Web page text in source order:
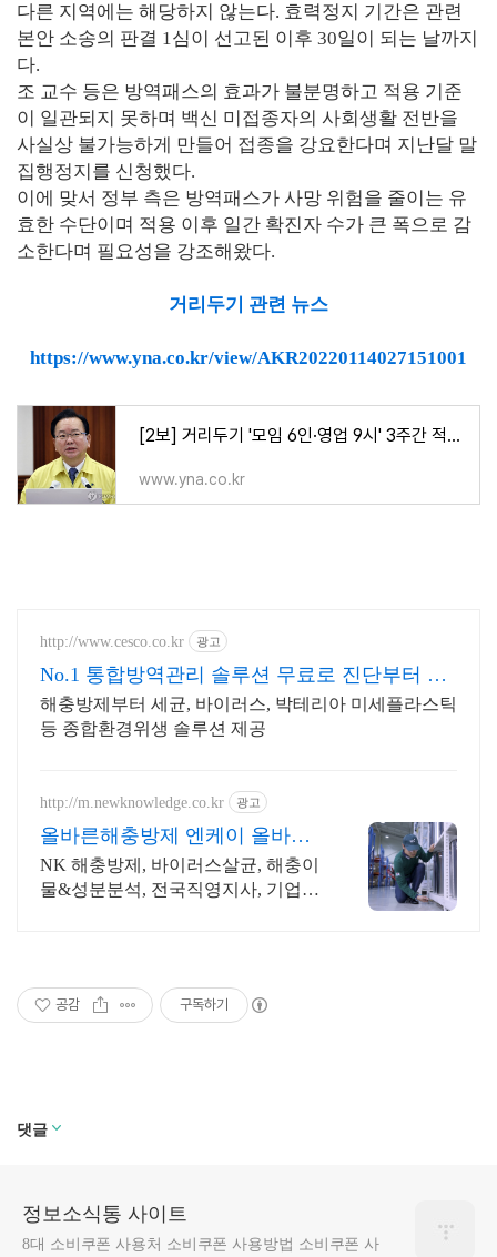
다른 지역에는 해당하지 않는다. 효력정지 기간은 관련
본안 소송의 판결 1심이 선고된 이후 30일이 되는 날까지
다.
조 교수 등은 방역패스의 효과가 불분명하고 적용 기준
이 일관되지 못하며 백신 미접종자의 사회생활 전반을
사실상 불가능하게 만들어 접종을 강요한다며 지난달 말
집행정지를 신청했다.
이에 맞서 정부 측은 방역패스가 사망 위험을 줄이는 유
효한 수단이며 적용 이후 일간 확진자 수가 큰 폭으로 감
소한다며 필요성을 강조해왔다.
거리두기 관련 뉴스
https://www.yna.co.kr/view/AKR20220114027151001
[2보] 거리두기 '모임 6인·영업 9시' 3주간 적용…내달 6일까지 | 연합뉴스
www.yna.co.kr
http://www.cesco.co.kr 광고
No.1 통합방역관리 솔루션 무료로 진단부터 받
으세요
해충방제부터 세균, 바이러스, 박테리아 미세플라스틱
등 종합환경위생 솔루션 제공
http://m.newknowledge.co.kr 광고
올바른해충방제 엔케이 올바른
선택이 결과를바꿉니다!
NK 해충방제, 바이러스살균, 해충이
물&성분분석, 전국직영지사, 기업&
공감 구독하기
댓글
정보소식통 사이트
8대 소비쿠폰 사용처 소비쿠폰 사용방법 소비쿠폰 사